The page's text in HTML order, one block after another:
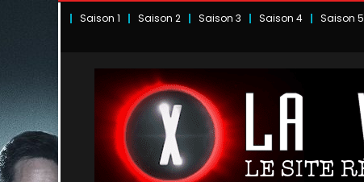
Saison 1 Saison 2 Saison 3 Saison 4 Saison 5